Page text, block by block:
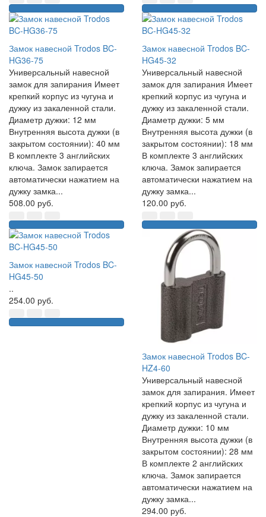
Замок навесной Trodos BC-
HG36-75
Универсальный навесной
замок для запирания Имеет
крепкий корпус из чугуна и
дужку из закаленной стали.
Диаметр дужки: 12 мм
Внутренняя высота дужки (в
закрытом состоянии): 40 мм
В комплекте 3 английских
ключа. Замок запирается
автоматически нажатием на
дужку замка...
508.00 руб.
Замок навесной Trodos BC-
HG45-32
Универсальный навесной
замок для запирания Имеет
крепкий корпус из чугуна и
дужку из закаленной стали.
Диаметр дужки: 5 мм
Внутренняя высота дужки (в
закрытом состоянии): 18 мм
В комплекте 3 английских
ключа. Замок запирается
автоматически нажатием на
дужку замка...
120.00 руб.
Замок навесной Trodos BC-
HG45-50
..
254.00 руб.
Замок навесной Trodos BC-
HZ4-60
Универсальный навесной
замок для запирания. Имеет
крепкий корпус из чугуна и
дужку из закаленной стали.
Диаметр дужки: 10 мм
Внутренняя высота дужки (в
закрытом состоянии): 28 мм
В комплекте 2 английских
ключа. Замок запирается
автоматически нажатием на
дужку замка...
294.00 руб.